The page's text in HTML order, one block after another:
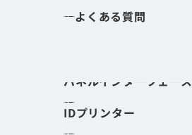
I/Oモジュール
パネルインターフェース
IDプリンター
よくある質問